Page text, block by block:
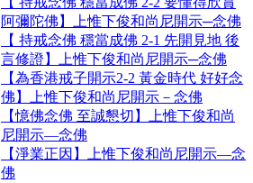
阿彌陀佛】上惟下俊和尚尼開示─念佛
【 持戒念佛 穩當成佛 2-1 先開見地 後
言修證】上惟下俊和尚尼開示─念佛
【為香港戒子開示2-2 黃金時代 好好念
佛】上惟下俊和尚尼開示－念佛
【憶佛念佛 至誠懇切】上惟下俊和尚
尼開示—念佛
【淨業正因】上惟下俊和尚尼開示—念
佛